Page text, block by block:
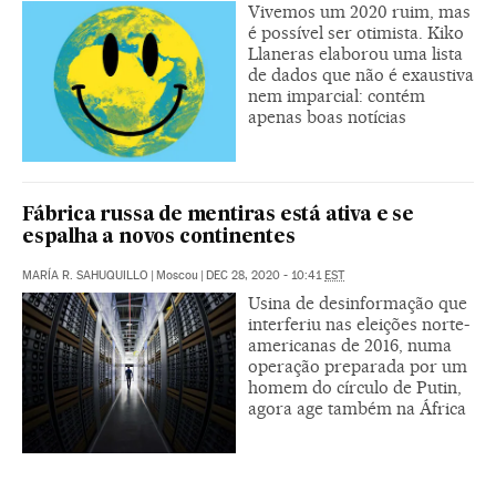
Vivemos um 2020 ruim, mas
é possível ser otimista. Kiko
Llaneras elaborou uma lista
de dados que não é exaustiva
nem imparcial: contém
apenas boas notícias
Fábrica russa de mentiras está ativa e se
espalha a novos continentes
MARÍA R. SAHUQUILLO Moscou DEC 28, 2020 - 10:41 EST
Usina de desinformação que
interferiu nas eleições norte-
americanas de 2016, numa
operação preparada por um
homem do círculo de Putin,
agora age também na África